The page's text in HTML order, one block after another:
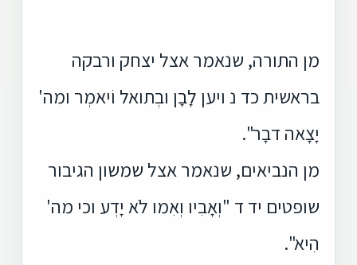
מן התורה, שנאמר אצל יצחק ורבקה
בראשית כד נ ויען לָבָן ובְתואל וֹיאמְר ומה'
יָצָאה דבָר".
מן הנביאים, שנאמר אצל שמשון הגיבור
שופטים יד ד "וְאָבִיו וְאִמו לֹא יָדְע וכי מה'
הִיא".